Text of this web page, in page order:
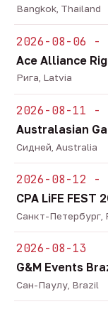
Bangkok, Thailand
2026-08-06 -
Ace Alliance
Рига, Latvia
2026-08-11 -
Australasian
Сидней, Australia
2026-08-12 -
CPA LiFE FEST
Санкт-Петербург,
2026-08-13
G&M Events
Сан-Паулу, Brazil